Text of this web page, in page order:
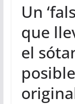
Un
que
el